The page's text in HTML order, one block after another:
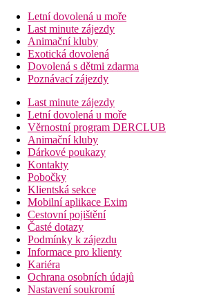
Letní dovolená u moře
Last minute zájezdy
Animační kluby
Exotická dovolená
Dovolená s dětmi zdarma
Poznávací zájezdy
Last minute zájezdy
Letní dovolená u moře
Věrnostní program DERCLUB
Animační kluby
Dárkové poukazy
Kontakty
Pobočky
Klientská sekce
Mobilní aplikace Exim
Cestovní pojištění
Časté dotazy
Podmínky k zájezdu
Informace pro klienty
Kariéra
Ochrana osobních údajů
Nastavení soukromí